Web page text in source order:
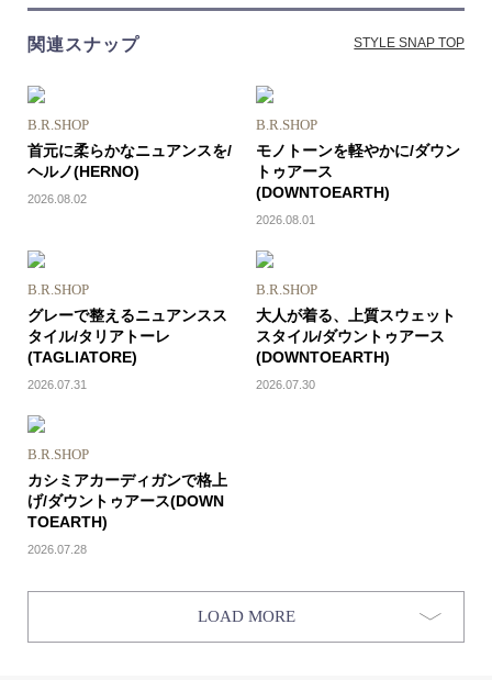
関連スナップ STYLE SNAP TOP
B.R.SHOP
首元に柔らかなニュアンスを/
ヘルノ(HERNO)
2026.08.02
B.R.SHOP
モノトーンを軽やかに/ダウン
トゥアース
(DOWNTOEARTH)
2026.08.01
B.R.SHOP
グレーで整えるニュアンスス
タイル/タリアトーレ
(TAGLIATORE)
2026.07.31
B.R.SHOP
大人が着る、上質スウェット
スタイル/ダウントゥアース
(DOWNTOEARTH)
2026.07.30
B.R.SHOP
カシミアカーディガンで格上
げ/ダウントゥアース(DOWN
TOEARTH)
2026.07.28
LOAD MORE